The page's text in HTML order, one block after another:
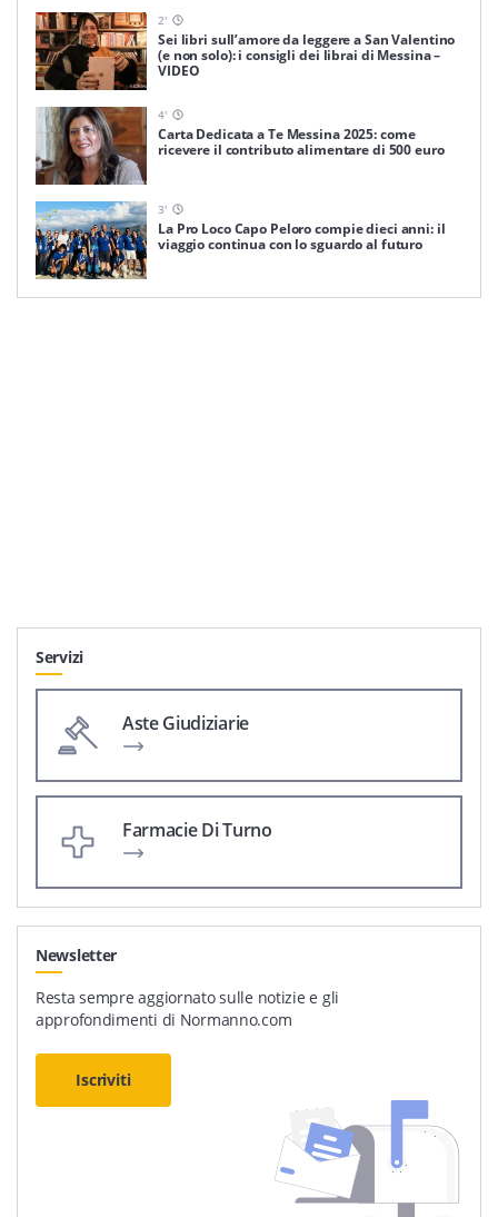
2'
Sei libri sull’amore da leggere a San Valentino
(e non solo): i consigli dei librai di Messina –
VIDEO
4'
Carta Dedicata a Te Messina 2025: come
ricevere il contributo alimentare di 500 euro
3'
La Pro Loco Capo Peloro compie dieci anni: il
viaggio continua con lo sguardo al futuro
Servizi
Aste Giudiziarie
Farmacie Di Turno
Newsletter
Resta sempre aggiornato sulle notizie e gli
approfondimenti di Normanno.com
Iscriviti